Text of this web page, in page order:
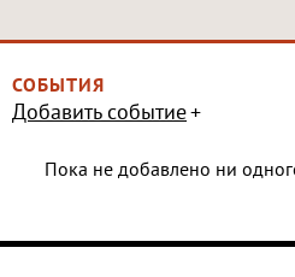
СОБЫТИЯ
Добавить событие
Пока не добавлено ни